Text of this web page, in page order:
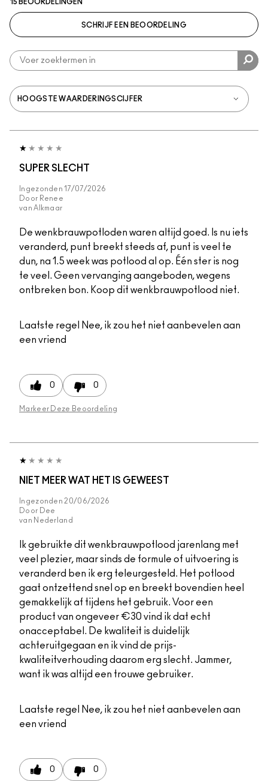
15 BEOORDELINGEN
SCHRIJF EEN BEOORDELING
SUPER SLECHT
Ingezonden17/07/2026
Door Renee
van Alkmaar
De wenkbrauwpotloden waren altijd goed. Is nu iets
veranderd, punt breekt steeds af, punt is veel te
dun, na 1.5 week was potlood al op. Één ster is nog
te veel. Geen vervanging aangeboden, wegens
ontbreken bon. Koop dit wenkbrauwpotlood niet.
Laatste regel
Nee, ik zou het niet aanbevelen aan
een vriend
0 0
Markeer Deze Beoordeling
NIET MEER WAT HET IS GEWEEST
Ingezonden 20/06/2026
Door
Dee
van Nederland
Ik gebruikte dit wenkbrauwpotlood jarenlang met
veel plezier, maar sinds de formule of uitvoering is
veranderd ben ik erg teleurgesteld. Het potlood
gaat ontzettend snel op en breekt bovendien heel
gemakkelijk af tijdens het gebruik. Voor een
product van ongeveer €30 vind ik dat echt
onacceptabel. De kwaliteit is duidelijk
achteruitgegaan en ik vind de prijs-
kwaliteitverhouding daarom erg slecht. Jammer,
want ik was altijd een trouwe gebruiker.
Laatste regel
Nee, ik zou het niet aanbevelen aan
een vriend
0 0